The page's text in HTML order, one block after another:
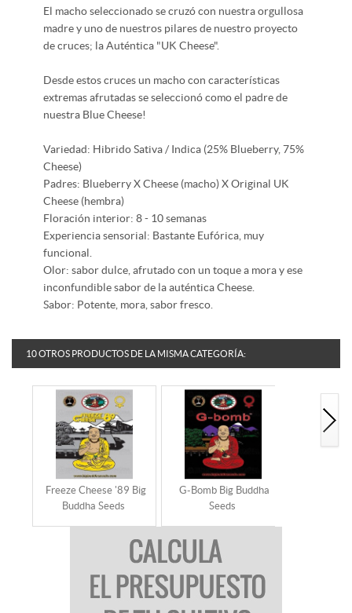
El macho seleccionado se cruzó con nuestra orgullosa
madre y uno de nuestros pilares de nuestro proyecto
de cruces; la Auténtica "UK Cheese".
Desde estos cruces un macho con características
extremas afrutadas se seleccionó como el padre de
nuestra Blue Cheese!
Variedad: Hibrido Sativa / Indica (25% Blueberry, 75%
Cheese)
Padres: Blueberry X Cheese (macho) X Original UK
Cheese (hembra)
Floración interior: 8 - 10 semanas
Experiencia sensorial: Bastante Eufórica, muy
funcional.
Olor: sabor dulce, afrutado con un toque a mora y ese
inconfundible sabor de la auténtica Cheese.
Sabor: Potente, mora, sabor fresco.
10 OTROS PRODUCTOS DE LA MISMA CATEGORÍA:
Freeze Cheese '89 Big
Buddha Seeds
G-Bomb Big Buddha
Seeds